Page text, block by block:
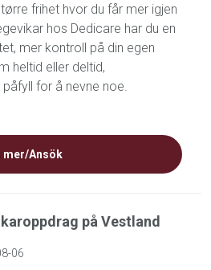
frihet hvor du får mer igjen
hos Dedicare har du en
mer kontroll på din egen
heltid eller deltid,
for å nevne noe.
mer/Ansök
på Vestland
06